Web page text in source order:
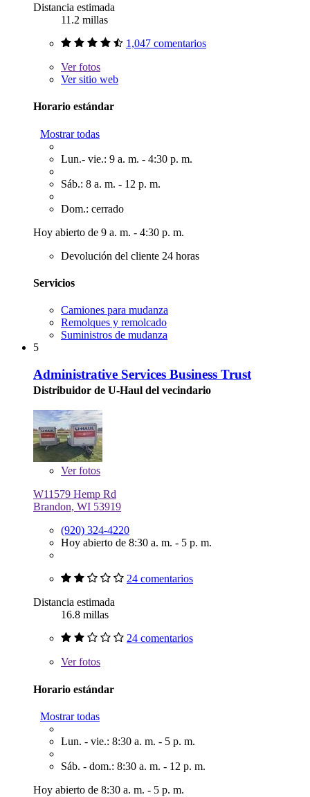
Distancia estimada
11.2 millas
1,047 comentarios
Verfotos
Ver sitio web
Horario estándar
Mostrar todas
Lun.- vie.: 9 a. m. - 4:30 p. m.
Sáb.: 8 a. m. - 12 p. m.
Dom.: cerrado
Hoy abierto de 9 a. m. - 4:30 p. m.
Devolución del cliente 24 horas
Servicios
Camiones para mudanza
Remolques y remolcado
Suministros de mudanza
5
Administrative Services Business Trust
Distribuidor de U-Haul del vecindario
Verfotos
W11579 Hemp Rd
Brandon, WI 53919
(920) 324-4220
Hoy abierto de 8:30 a. m. - 5 p. m.
24 comentarios
Distancia estimada
16.8 millas
24 comentarios
Verfotos
Horario estándar
Mostrar todas
Lun. - vie.: 8:30 a. m. - 5 p. m.
Sáb. - dom.: 8:30 a. m. - 12 p. m.
Hoy abierto de 8:30 a. m. - 5 p. m.